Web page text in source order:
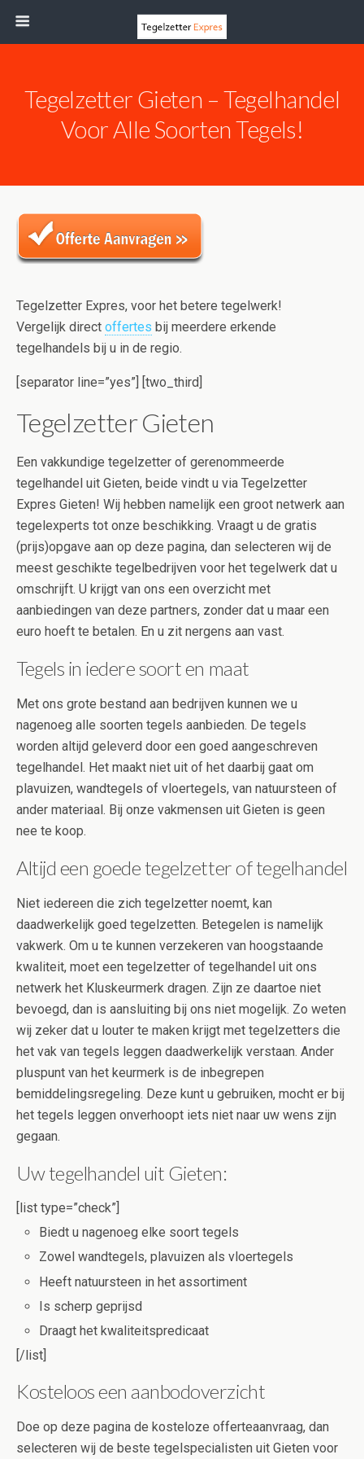
Tegelzetter Gieten – Tegelhandel
Voor Alle Soorten Tegels!
Tegelzetter Expres, voor het betere tegelwerk!
Vergelijk direct offertes bij meerdere erkende
tegelhandels bij u in de regio.
[separator line=”yes”] [two_third]
Tegelzetter Gieten
Een vakkundige tegelzetter of gerenommeerde
tegelhandel uit Gieten, beide vindt u via Tegelzetter
Expres Gieten! Wij hebben namelijk een groot netwerk aan
tegelexperts tot onze beschikking. Vraagt u de gratis
(prijs)opgave aan op deze pagina, dan selecteren wij de
meest geschikte tegelbedrijven voor het tegelwerk dat u
omschrijft. U krijgt van ons een overzicht met
aanbiedingen van deze partners, zonder dat u maar een
euro hoeft te betalen. En u zit nergens aan vast.
Tegels in iedere soort en maat
Met ons grote bestand aan bedrijven kunnen we u
nagenoeg alle soorten tegels aanbieden. De tegels
worden altijd geleverd door een goed aangeschreven
tegelhandel. Het maakt niet uit of het daarbij gaat om
plavuizen, wandtegels of vloertegels, van natuursteen of
ander materiaal. Bij onze vakmensen uit Gieten is geen
nee te koop.
Altijd een goede tegelzetter of tegelhandel
Niet iedereen die zich tegelzetter noemt, kan
daadwerkelijk goed tegelzetten. Betegelen is namelijk
vakwerk. Om u te kunnen verzekeren van hoogstaande
kwaliteit, moet een tegelzetter of tegelhandel uit ons
netwerk het Kluskeurmerk dragen. Zijn ze daartoe niet
bevoegd, dan is aansluiting bij ons niet mogelijk. Zo weten
wij zeker dat u louter te maken krijgt met tegelzetters die
het vak van tegels leggen daadwerkelijk verstaan. Ander
pluspunt van het keurmerk is de inbegrepen
bemiddelingsregeling. Deze kunt u gebruiken, mocht er bij
het tegels leggen onverhoopt iets niet naar uw wens zijn
gegaan.
Uw tegelhandel uit Gieten:
[list type=”check”]
Biedt u nagenoeg elke soort tegels
Zowel wandtegels, plavuizen als vloertegels
Heeft natuursteen in het assortiment
Is scherp geprijsd
Draagt het kwaliteitspredicaat
[/list]
Kosteloos een aanbodoverzicht
Doe op deze pagina de kosteloze offerteaanvraag, dan
selecteren wij de beste tegelspecialisten uit Gieten voor